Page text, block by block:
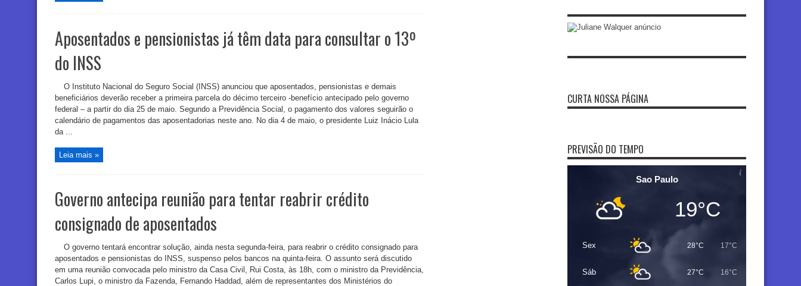
Aposentados e pensionistas já têm data para consultar o 13º
do INSS
O Instituto Nacional do Seguro Social (INSS) anunciou que aposentados, pensionistas e demais
beneficiários deverão receber a primeira parcela do décimo terceiro -benefício antecipado pelo governo
federal – a partir do dia 25 de maio. Segundo a Previdência Social, o pagamento dos valores seguirão o
calendário de pagamentos das aposentadorias neste ano. No dia 4 de maio, o presidente Luiz Inácio Lula
da ...
Leia mais »
Governo antecipa reunião para tentar reabrir crédito
consignado de aposentados
O governo tentará encontrar solução, ainda nesta segunda-feira, para reabrir o crédito consignado para
aposentados e pensionistas do INSS, suspenso pelos bancos na quinta-feira. O assunto será discutido
em uma reunião convocada pelo ministro da Casa Civil, Rui Costa, às 18h, com o ministro da Previdência,
Carlos Lupi, o ministro da Fazenda, Fernando Haddad, além de representantes dos Ministérios do
CURTA NOSSA PÁGINA
PREVISÃO DO TEMPO
Sao Paulo
19°C
Sex 28°C 17°C
Sáb 27°C 16°C